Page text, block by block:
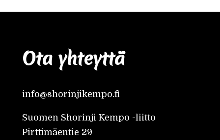
Ota yhteyttä
info@shorinjikempo.fi
Suomen Shorinji Kempo -liitto
Pirttimäentie 29